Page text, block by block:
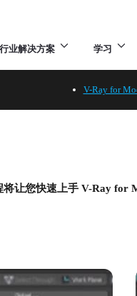
行业解决方案 学习
V-Ray for
让您快速上手 V-Ray for